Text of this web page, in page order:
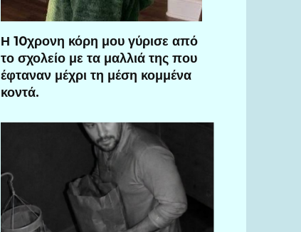
Η 10χρονη κόρη μου γύρισε από
το σχολείο με τα μαλλιά της που
έφταναν μέχρι τη μέση κομμένα
κοντά.